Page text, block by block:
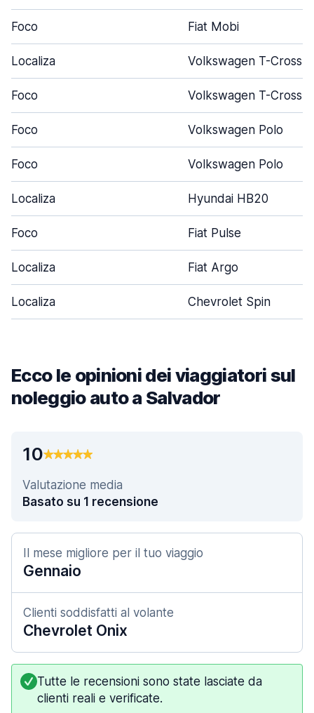
Foco Fiat Mobi
Localiza Volkswagen T-Cross
Foco Volkswagen T-Cross
Foco Volkswagen Polo
Foco Volkswagen Polo
Localiza Hyundai HB20
Foco Fiat Pulse
Localiza Fiat Argo
Localiza Chevrolet Spin
Ecco le opinioni dei viaggiatori sul
noleggio auto a Salvador
10
Valutazione media
Basato su 1 recensione
Il mese migliore per il tuo viaggio
Gennaio
Clienti soddisfatti al volante
Chevrolet Onix
Tutte le recensioni sono state lasciate da
clienti reali e verificate.